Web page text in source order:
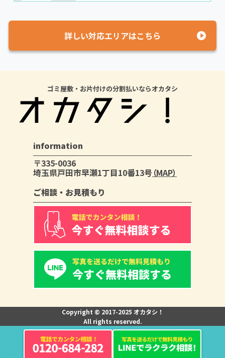
詳しい対応エリアはこちら
ゴミ屋敷・お片付けの分割払いならオカタシ
information
〒335-0036
埼玉県戸田市早瀬1丁目10番13号（MAP）
ご相談・お見積もり
Copyright © 2017-2025 オカタシ！
All rights reserved.